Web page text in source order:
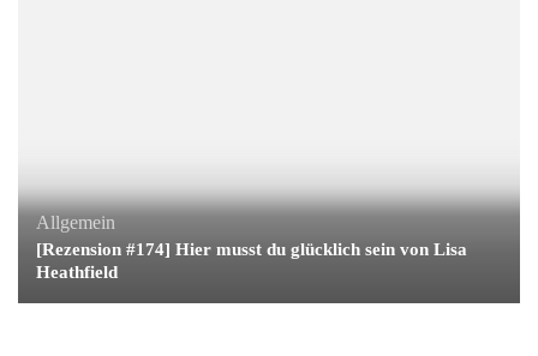
Allgemein
[Rezension #174] Hier musst du glücklich sein von Lisa
Heathfield